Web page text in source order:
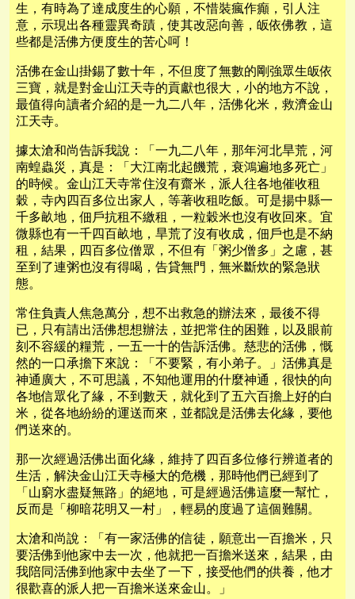
生，有時為了達成度生的心願，不惜裝瘋作癲，引人注
意，示現出各種靈異奇蹟，使其改惡向善，皈依佛教，這
些都是活佛方便度生的苦心呵！
活佛在金山掛錫了數十年，不但度了無數的剛強眾生皈依
三寶，就是對金山江天寺的貢獻也很大，小的地方不說，
最值得向讀者介紹的是一九二八年，活佛化米，救濟金山
江天寺。
據太滄和尚告訴我說：「一九二八年，那年河北旱荒，河
南蝗蟲災，真是：「大江南北起饑荒，衰鴻遍地多死亡」
的時候。金山江天寺常住沒有齋米，派人往各地催收租
穀，寺內四百多位出家人，等著收租吃飯。可是揚中縣一
千多畝地，佃戶抗租不繳租，一粒穀米也沒有收回來。宜
微縣也有一千四百畝地，旱荒了沒有收成，佃戶也是不納
租，結果，四百多位僧眾，不但有「粥少僧多」之慮，甚
至到了連粥也沒有得喝，告貸無門，無米斷炊的緊急狀
態。
常住負責人焦急萬分，想不出救急的辦法來，最後不得
已，只有請出活佛想想辦法，並把常住的困難，以及眼前
刻不容緩的糧荒，一五一十的告訴活佛。慈悲的活佛，慨
然的一口承擔下來說：「不要緊，有小弟子。」活佛真是
神通廣大，不可思議，不知他運用的什麼神通，很快的向
各地信眾化了緣，不到數天，就化到了五六百擔上好的白
米，從各地紛紛的運送而來，並都說是活佛去化緣，要他
們送來的。
那一次經過活佛出面化緣，維持了四百多位修行辨道者的
生活，解決金山江天寺極大的危機，那時他們已經到了
「山窮水盡疑無路」的絕地，可是經過活佛這麼一幫忙，
反而是「柳暗花明又一村」，輕易的度過了這個難關。
太滄和尚說：「有一家活佛的信徒，願意出一百擔米，只
要活佛到他家中去一次，他就把一百擔米送來，結果，由
我陪同活佛到他家中去坐了一下，接受他們的供養，他才
很歡喜的派人把一百擔米送來金山。」